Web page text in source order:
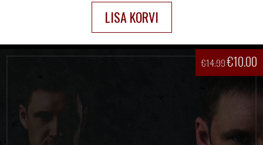
LISA KORVI
€14.99€10.00